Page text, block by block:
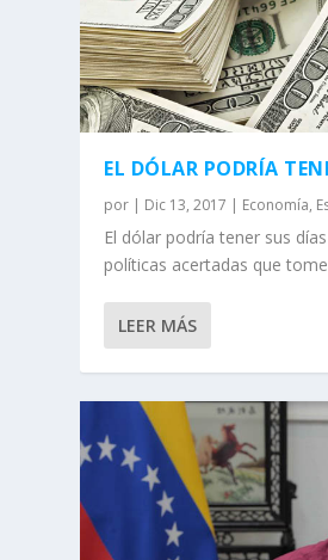
EL DÓLAR PODRÍA
por | Dic 13, 2017 | Economía,
El dólar podría tener sus
políticas acertadas que
LEER MÁS